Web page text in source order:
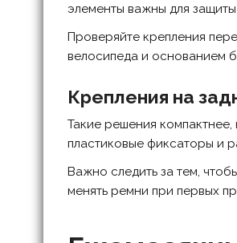
элементы важны для
Проверяйте крепления
велосипеда и основанием
Крепления на
Такие решения
пластиковые фиксаторы и
Важно следить за тем,
менять ремни при первых